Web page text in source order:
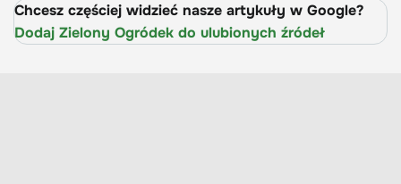
Chcesz częściej widzieć nasze artykuły w Google?
Dodaj Zielony Ogródek do ulubionych źródeł